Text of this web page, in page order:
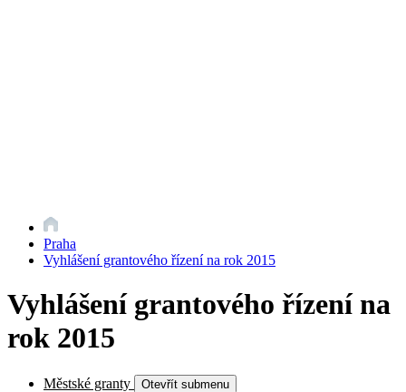
Praha
Vyhlášení grantového řízení na rok 2015
Vyhlášení grantového řízení na
rok 2015
Městské granty Otevřít submenu